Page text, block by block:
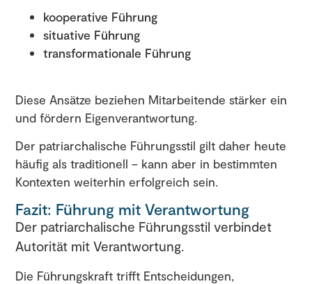
kooperative Führung
situative Führung
transformationale Führung
Diese Ansätze beziehen Mitarbeitende stärker ein
und fördern Eigenverantwortung.
Der patriarchalische Führungsstil gilt daher heute
häufig als traditionell – kann aber in bestimmten
Kontexten weiterhin erfolgreich sein.
Fazit: Führung mit Verantwortung
Der patriarchalische Führungsstil verbindet
Autorität mit Verantwortung.
Die Führungskraft trifft Entscheidungen,